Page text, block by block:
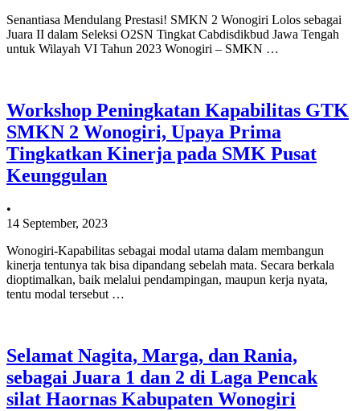
Senantiasa Mendulang Prestasi! SMKN 2 Wonogiri Lolos sebagai
Juara II dalam Seleksi O2SN Tingkat Cabdisdikbud Jawa Tengah
untuk Wilayah VI Tahun 2023 Wonogiri – SMKN …
Workshop Peningkatan Kapabilitas GTK
SMKN 2 Wonogiri, Upaya Prima
Tingkatkan Kinerja pada SMK Pusat
Keunggulan
•
14 September, 2023
Wonogiri-Kapabilitas sebagai modal utama dalam membangun
kinerja tentunya tak bisa dipandang sebelah mata. Secara berkala
dioptimalkan, baik melalui pendampingan, maupun kerja nyata,
tentu modal tersebut …
Selamat Nagita, Marga, dan Rania,
sebagai Juara 1 dan 2 di Laga Pencak
silat Haornas Kabupaten Wonogiri